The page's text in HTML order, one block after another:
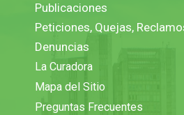
Publicaciones
Peticiones, Quejas,
Denuncias
La Curadora
Mapa del Sitio
Preguntas Frecuentes